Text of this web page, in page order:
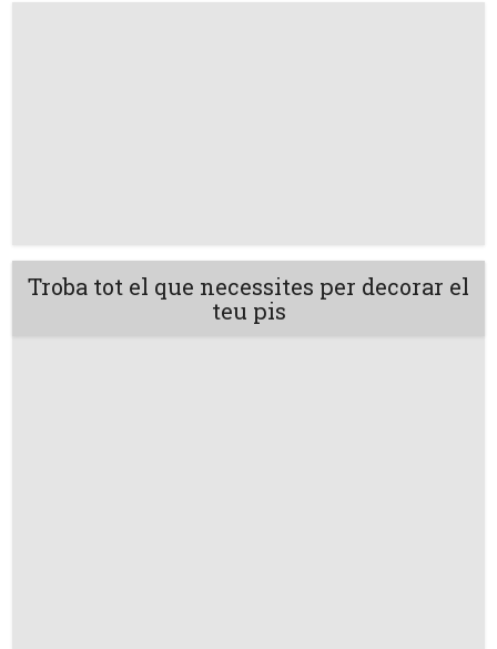
Troba tot el que necessites per decorar el
teu pis